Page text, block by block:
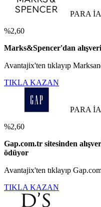
PARA
%2,60
Marks&Spencer'dan
Avantajix'ten tıklayıp
TIKLA KAZAN
PARA
%2,60
Gap.com.tr sitesinden
ödüyor
Avantajix'ten tıklayıp
TIKLA KAZAN